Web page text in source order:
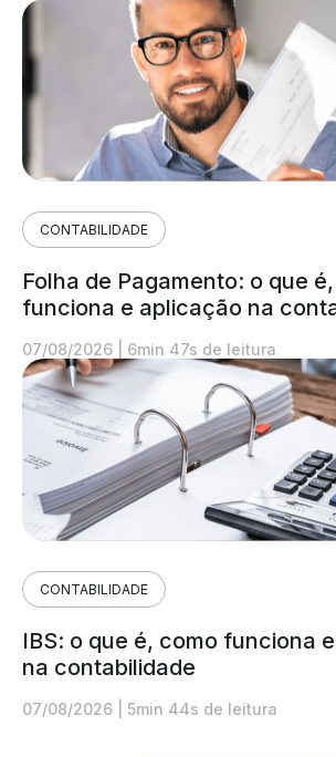
CONTABILIDADE
Folha de Pagamento: o que
funciona e aplicação na
07/08/2026 6min 47s de leitura
CONTABILIDADE
IBS: o que é, como funciona
na contabilidade
07/08/2026 5min 44s de leitura